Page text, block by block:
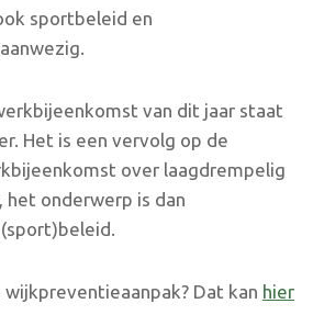
sportbeleid en
van dit jaar staat
Het is een vervolg op de
over laagdrempelig
het onderwerp is dan
Dat kan hier